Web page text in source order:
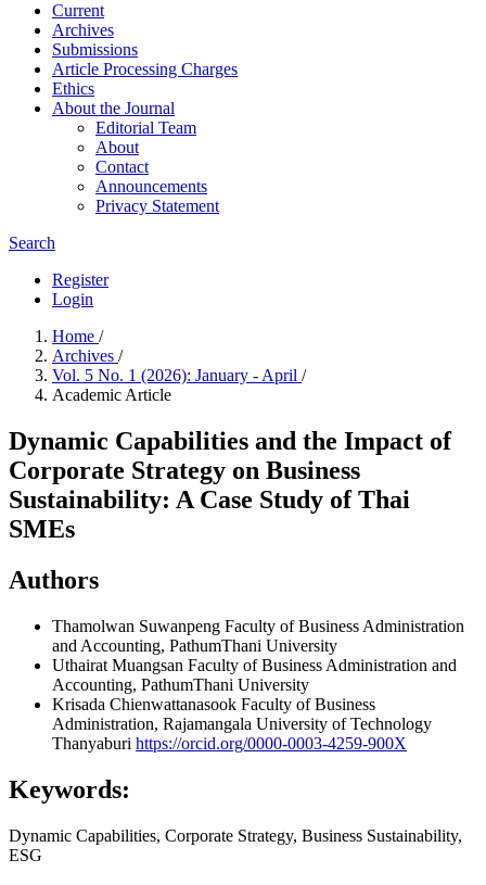
Current
Archives
Submissions
Article Processing Charges
Ethics
About the Journal
Editorial Team
About
Contact
Announcements
Privacy Statement
Search
Register
Login
Home /
Archives /
Vol. 5 No. 1 (2026): January - April /
Academic Article
Dynamic Capabilities and the Impact of
Corporate Strategy on Business
Sustainability: A Case Study of Thai
SMEs
Authors
Thamolwan Suwanpeng Faculty of Business Administration
and Accounting, PathumThani University
Uthairat Muangsan Faculty of Business Administration and
Accounting, PathumThani University
Krisada Chienwattanasook Faculty of Business
Administration, Rajamangala University of Technology
Thanyaburi https://orcid.org/0000-0003-4259-900X
Keywords:
Dynamic Capabilities, Corporate Strategy, Business Sustainability,
ESG